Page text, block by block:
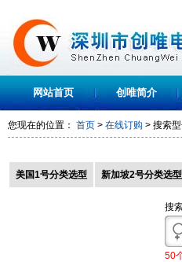
网站首页 创唯简介
您现在的位置： 首页 > 在线订购 > 搜索
美国1号分类选型 新加坡2号分类选型
搜
50